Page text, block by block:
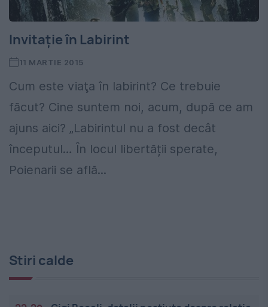
Invitaţie în Labirint
11 MARTIE 2015
Cum este viaţa în labirint? Ce trebuie
făcut? Cine suntem noi, acum, după ce am
ajuns aici? „Labirintul nu a fost decât
începutul… În locul libertății sperate,
Poienarii se află...
Stiri calde